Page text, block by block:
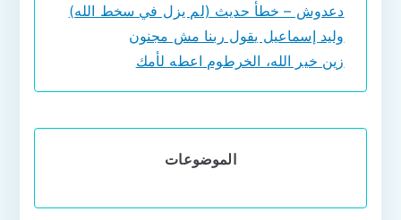
دعدوش – خطأ حديث (لم يزل في سخط الله)
وليد إسماعيل يقول ربنا مش مجنون
زين خير الله، الخرطوم اعطه لأمك
الموضوعات